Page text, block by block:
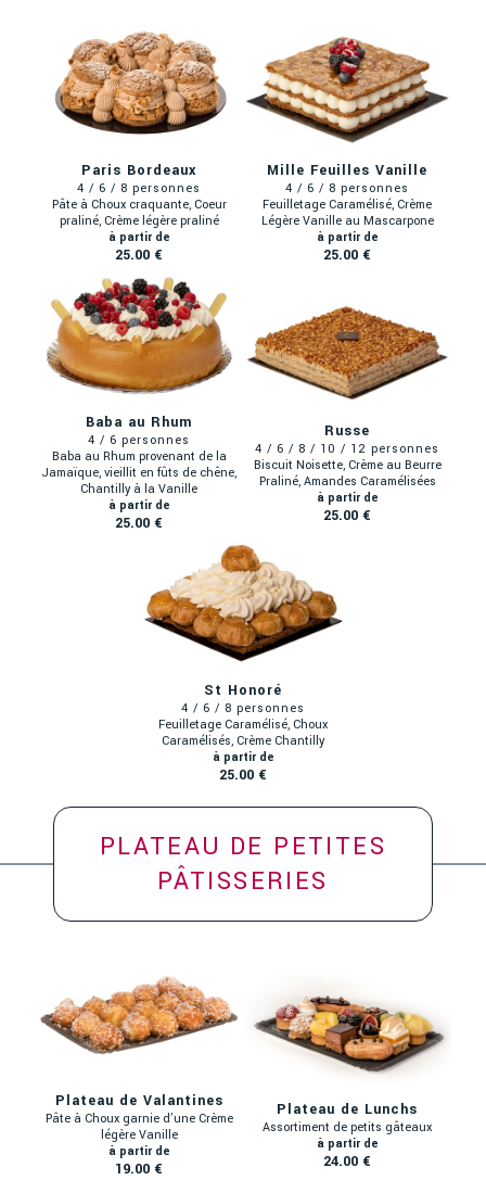
Paris Bordeaux
Pâte à Choux craquante, Coeur
praliné, Crème légère praliné
25.00 €
Mille Feuilles Vanille
Feuilletage Caramélisé, Crème
Légère Vanille au Mascarpone
25.00 €
Baba au Rhum
Baba au Rhum provenant de la
Jamaïque, vieillit en fûts de chêne,
Chantilly à la Vanille
25.00 €
Russe
Biscuit Noisette, Crème au Beurre
Praliné, Amandes Caramélisées
25.00 €
St Honoré
Feuilletage Caramélisé, Choux
Caramélisés, Crème Chantilly
25.00 €
PLATEAU DE PETITES
PÂTISSERIES
Plateau de Valantines
Pâte à Choux garnie d’une Crème
légère Vanille
19.00 €
Plateau de Lunchs
Assortiment de petits gâteaux
24.00 €